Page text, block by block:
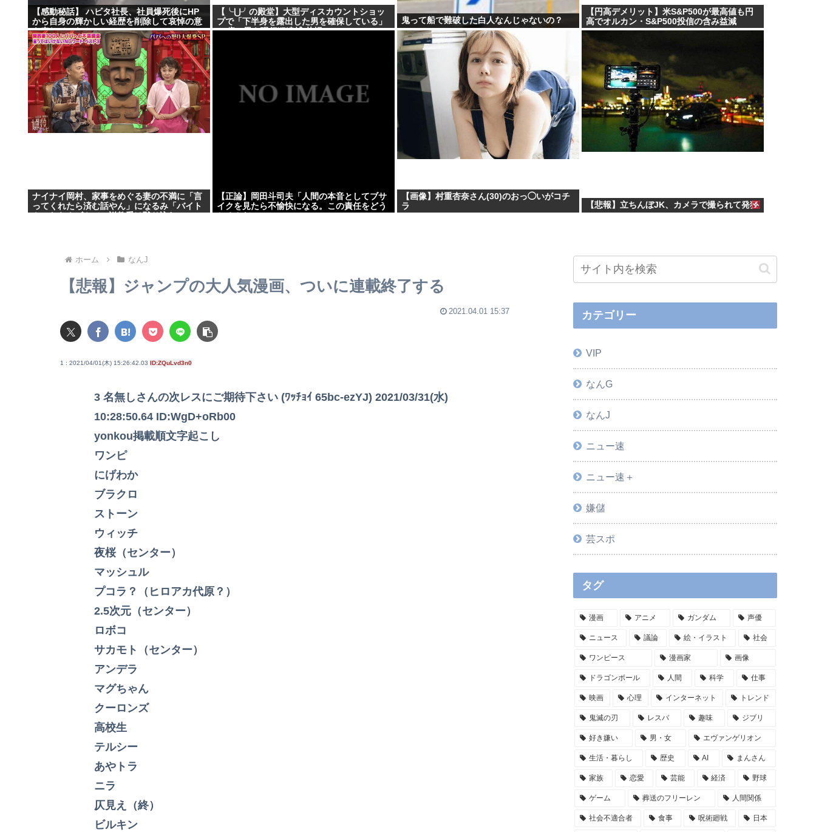
【感動秘話】 ハビタ社長、社員爆死後にHP
から自身の輝かしい経歴を削除して哀悼の意
を表していた！
【╰⋃╯の殿堂】大型ディスカウントショッ
プで「下半身を露出した男を確保している」
31歳の男を現行犯逮捕 札幌
鬼って船で難破した白人なんじゃないの？
【円高デメリット】米S&P500が最高値も円
高でオルカン・S&P500投信の含み益減
ナイナイ岡村、家事をめぐる妻の不満に「言
ってくれたら済む話やん」になるみ「バイト
【正論】岡田斗司夫「人間の本音としてブサ
イクを見たら不愉快になる。この責任をどう
【画像】村重杏奈さん(30)のおっ◯いがコチ
ラ
【悲報】立ちんぼJK、カメラで撮られて発狂
ホーム なんJ
【悲報】ジャンプの大人気漫画、ついに連載終了する
2021.04.01 15:37
1 : 2021/04/01(木) 15:26:42.03 ID:ZQuLvd3n0
3 名無しさんの次レスにご期待下さい (ﾜｯﾁｮｲ 65bc-ezYJ) 2021/03/31(水)
10:28:50.64 ID:WgD+oRb00
yonkou掲載順文字起こし
ワンピ
にげわか
ブラクロ
ストーン
ウィッチ
夜桜（センター）
マッシュル
プコラ？（ヒロアカ代原？）
2.5次元（センター）
ロボコ
サカモト（センター）
アンデラ
マグちゃん
クーロンズ
高校生
テルシー
あやトラ
ニラ
仄見え（終）
ビルキン
カテゴリー
VIP
なんG
なんJ
ニュー速
ニュー速＋
嫌儲
芸スポ
タグ
漫画 アニメ ガンダム 声優
ニュース 議論 絵・イラスト 社会
ワンピース 漫画家 画像
ドラゴンボール 人間 科学 仕事
映画 心理 インターネット トレンド
鬼滅の刃 レスバ 趣味 ジブリ
好き嫌い 男・女 エヴァンゲリオン
生活・暮らし 歴史 AI まんさん
家族 恋愛 芸能 経済 野球
ゲーム 葬送のフリーレン 人間関係
社会不適合者 食事 呪術廻戦 日本